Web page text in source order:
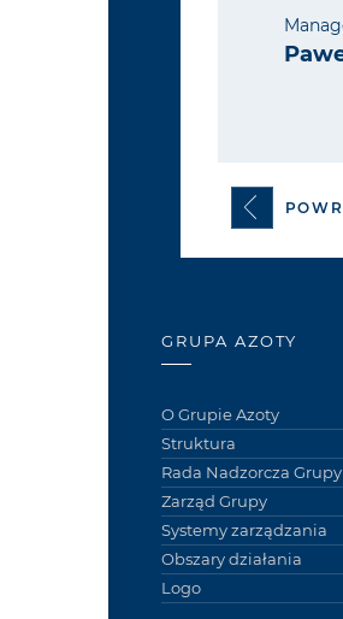
GRUPA AZOTY
O Grupie Azoty
Struktura
Rada Nadzorcza Grupy
Zarząd Grupy
Systemy zarządzania
Obszary działania
Logo